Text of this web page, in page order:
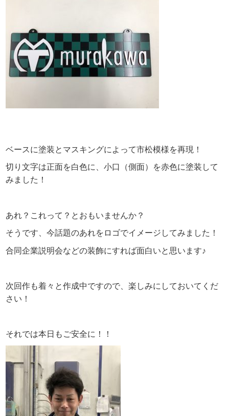
ベースに塗装とマスキングによって市松模様を再現！
切り文字は正面を白色に、小口（側面）を赤色に塗装して
みました！
あれ？これって？とおもいませんか？
そうです、今話題のあれをロゴでイメージしてみました！
合同企業説明会などの装飾にすれば面白いと思います♪
次回作も着々と作成中ですので、楽しみにしておいてくだ
さい！
それでは本日もご安全に！！